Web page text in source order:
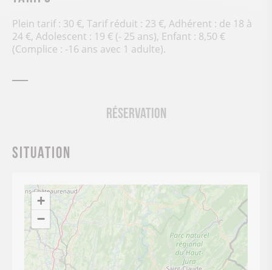
Plein tarif : 30 €, Tarif réduit : 23 €, Adhérent : de 18 à
24 €, Adolescent : 19 € (- 25 ans), Enfant : 8,50 €
(Complice : -16 ans avec 1 adulte).
Réservation
Situation
+
−